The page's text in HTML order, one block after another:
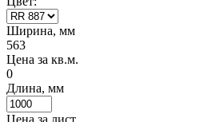
Ширина, мм
563
Цена за кв.м.
0
Длина, мм
Цена за лист